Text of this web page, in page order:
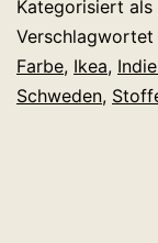
Kategorisiert als
Verschlagwortet
Farbe, Ikea,
Schweden,